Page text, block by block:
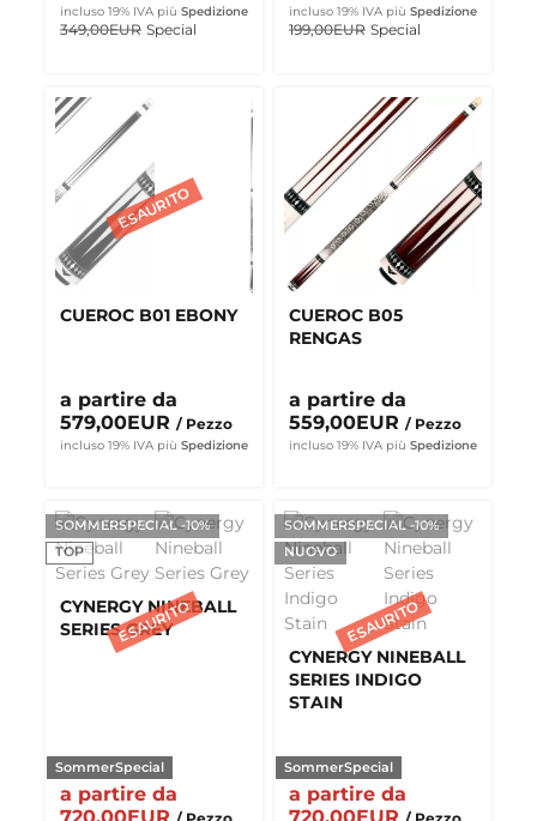
incluso 19% IVA più Spedizione
349,00EUR Special
incluso 19% IVA più Spedizione
199,00EUR Special
CUEROC B01 EBONY
a partire da
579,00EUR / Pezzo
incluso 19% IVA più Spedizione
CUEROC B05
RENGAS
a partire da
559,00EUR / Pezzo
incluso 19% IVA più Spedizione
SOMMERSPECIAL -10%
TOP
CYNERGY NINEBALL
SERIES GREY
SommerSpecial
a partire da
SOMMERSPECIAL -10%
NUOVO
CYNERGY NINEBALL
SERIES INDIGO
STAIN
SommerSpecial
a partire da